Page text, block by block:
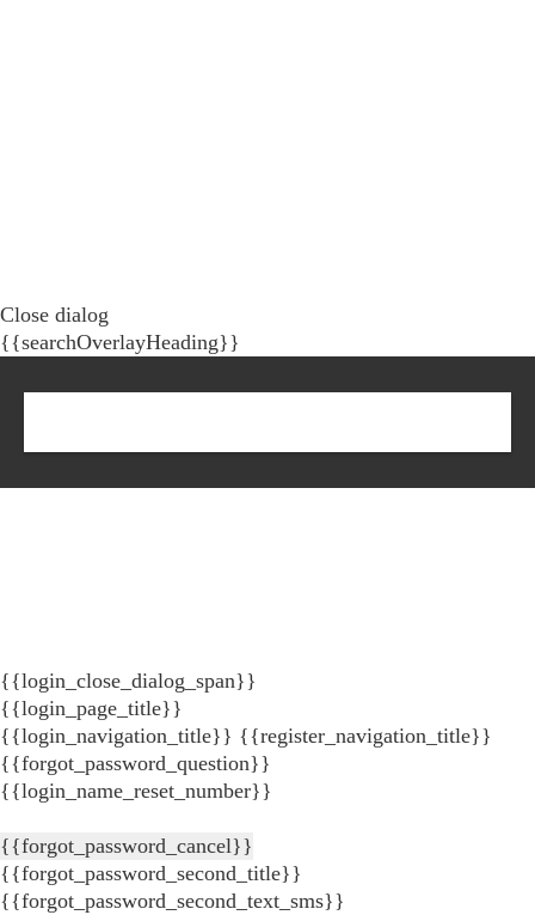
Close dialog
{{searchOverlayHeading}}
{{login_close_dialog_span}}
{{login_page_title}}
{{login_navigation_title}} {{register_navigation_title}}
{{forgot_password_question}}
{{login_name_reset_number}}
{{forgot_password_cancel}}
{{forgot_password_second_title}}
{{forgot_password_second_text_sms}}